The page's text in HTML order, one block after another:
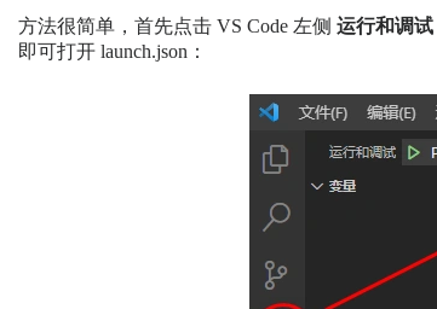
方法很简单，首先点击 VS Code 左侧 运行和调试
即可打开 launch.json：